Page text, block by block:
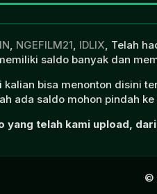
, NGEFILM21, IDLIX, Telah
saldo banyak dan
kalian bisa menonton disini
ada saldo mohon pindah
yang telah kami upload,
©